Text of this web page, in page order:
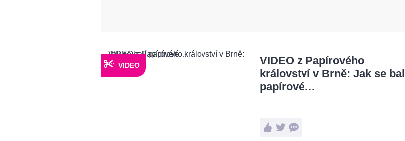
VIDEO z Papírového
království v Brně: Jak se
papírové…
VIDEO